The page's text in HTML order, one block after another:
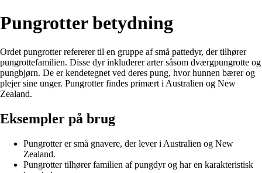
Pungrotter betydning
Ordet pungrotter refererer til en gruppe af små pattedyr, der tilhører
pungrottefamilien. Disse dyr inkluderer arter såsom dværgpungrotte og
pungbjørn. De er kendetegnet ved deres pung, hvor hunnen bærer og
plejer sine unger. Pungrotter findes primært i Australien og New
Zealand.
Eksempler på brug
Pungrotter er små gnavere, der lever i Australien og New
Zealand.
Pungrotter tilhører familien af pungdyr og har en karakteristisk